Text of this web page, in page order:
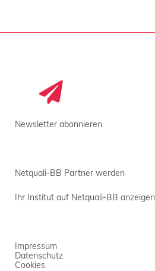
Newsletter abonnieren
Netquali-BB Partner werden
Ihr Institut auf Netquali-BB anzeigen
Impressum
Datenschutz
Cookies